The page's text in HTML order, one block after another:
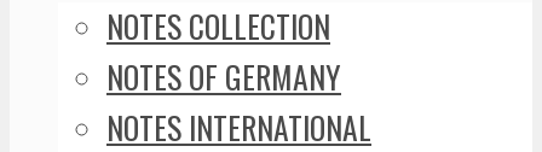
NOTES COLLECTION
NOTES OF GERMANY
NOTES INTERNATIONAL